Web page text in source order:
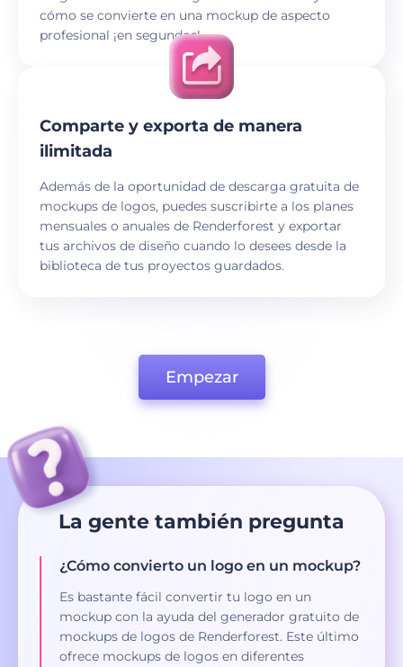
cómo se convierte en una mockup de aspecto
profesional ¡en segundos!
Comparte y exporta de manera
ilimitada
Además de la oportunidad de descarga gratuita de
mockups de logos, puedes suscribirte a los planes
mensuales o anuales de Renderforest y exportar
tus archivos de diseño cuando lo desees desde la
biblioteca de tus proyectos guardados.
Empezar
La gente también pregunta
¿Cómo convierto un logo en un mockup?
Es bastante fácil convertir tu logo en un
mockup con la ayuda del generador gratuito de
mockups de logos de Renderforest. Este último
ofrece mockups de logos en diferentes